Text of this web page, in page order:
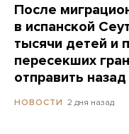
После
в испанской
тысячи детей и
пересекших
отправить назад
НОВОСТИ 2 дня назад